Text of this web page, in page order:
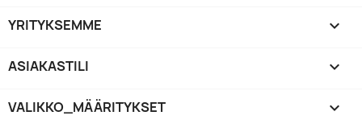
YRITYKSEMME 
ASIAKASTILI 
VALIKKO_MÄÄRITYKSET keyboard_arrow_down